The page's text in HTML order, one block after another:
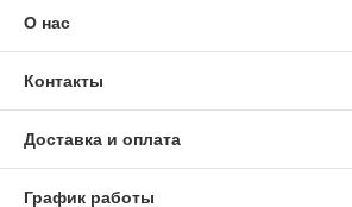
О нас
Контакты
Доставка и оплата
График работы